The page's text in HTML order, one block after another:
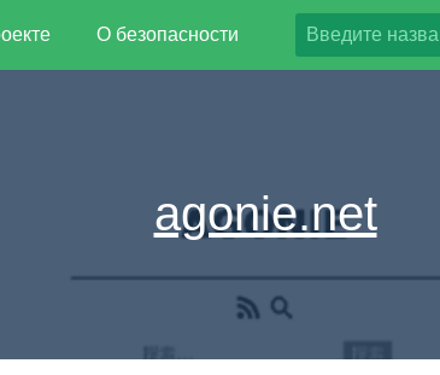
О безопасности
agonie.net